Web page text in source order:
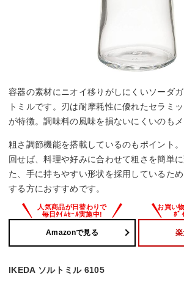
容器の素材にニオイ移りがしにくいソーダ
トミルです。刃は耐摩耗性に優れたセラミ
が特徴。調味料の風味を損ないにくいのもメ
粗さ調節機能を搭載しているのもポイント
回せば、料理や好みに合わせて粗さを簡単
た、手に持ちやすい形状を採用しているた
する方におすすめです。
Amazonで見る
IKEDA ソルトミル 6105